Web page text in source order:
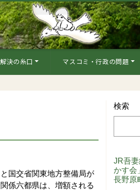
解決の糸口 マスコミ・行政の問題
国交省関東地方整備局が
係六都県は、増額される
検索
JR吾
かす会
長野原